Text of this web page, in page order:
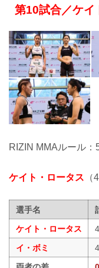
第10試合／ケイ
RIZIN MMAルール：
ケイト・ロータス
選手名
ケイト・ロータス
イ・ボミ